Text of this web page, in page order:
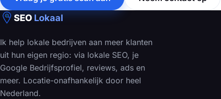
SEO Lokaal
Ik help lokale bedrijven aan meer klanten
uit hun eigen regio: via lokale SEO, je
Google Bedrijfsprofiel, reviews, ads en
meer. Locatie-onafhankelijk door heel
Nederland.